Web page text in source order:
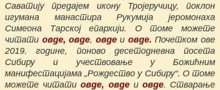
Саватију предајем икону Тројеручицу, поклон
игумана манастира Рукумија јеромонаха
Симеона Тарској епархији. О томе можете
читати овде, овде, овдеи овде. Почетком ове
2019. године, поново десетодневна посета
Сибиру и учествовање у Божићним
манифестацијама „Рождество у Сибиру“. О томе
можете читатиовде, овдеи овде. Стварање